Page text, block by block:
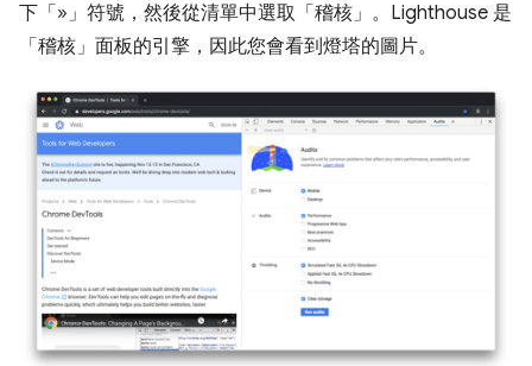
下「»」符號，然後從清單中選取「稽核」 。Lighthouse 是
「稽核」 面板的引擎，因此您會看到燈塔的圖片。